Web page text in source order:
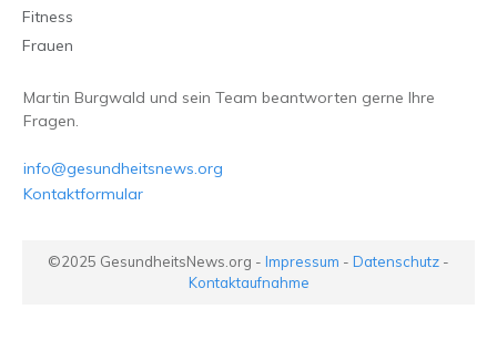
Fitness
Frauen
Martin Burgwald und sein Team beantworten gerne Ihre
Fragen.
info@gesundheitsnews.org
Kontaktformular
©2025 GesundheitsNews.org - Impressum - Datenschutz -
Kontaktaufnahme